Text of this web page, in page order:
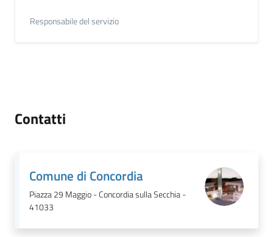
argomenti...
Seguici
Responsabile del servizio
Contatti
Comune di Concordia
Piazza 29 Maggio - Concordia sulla Secchia -
41033